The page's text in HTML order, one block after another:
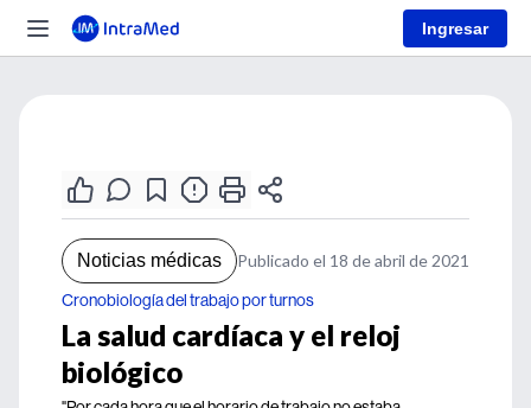
Ingresar
Noticias médicas Publicado el 18 de abril de 2021
Cronobiología del trabajo por turnos
La salud cardíaca y el reloj
biológico